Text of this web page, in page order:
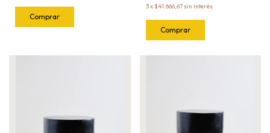
3x $41.666,67 sin interés
Comprar